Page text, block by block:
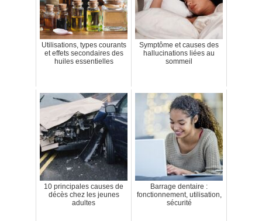
Utilisations, types courants
et effets secondaires des
huiles essentielles
Symptôme et causes des
hallucinations liées au
sommeil
10 principales causes de
décès chez les jeunes
adultes
Barrage dentaire :
fonctionnement, utilisation,
sécurité